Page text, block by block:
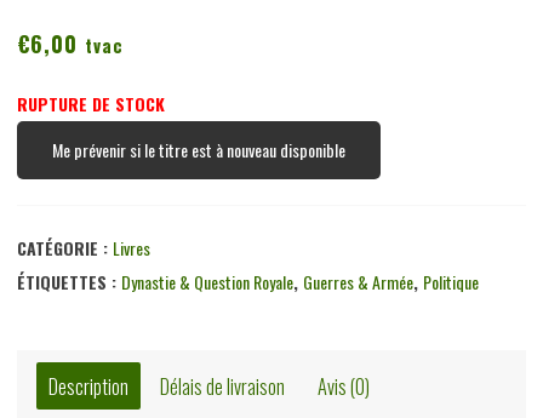
€6,00 tvac
RUPTURE DE STOCK
Me prévenir si le titre est à nouveau disponible
CATÉGORIE : Livres
ÉTIQUETTES : Dynastie & Question Royale, Guerres & Armée, Politique
Description Délais de livraison Avis (0)